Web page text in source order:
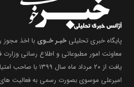
پایگاه خبری تحلیلی خبـر خـوی
معاونت امور مطبوعاتی و اطلاع رسانی
یافت از ۲۰ مرداد ماه
امیرعلی موسوی بصورت رسمی به فعالیت